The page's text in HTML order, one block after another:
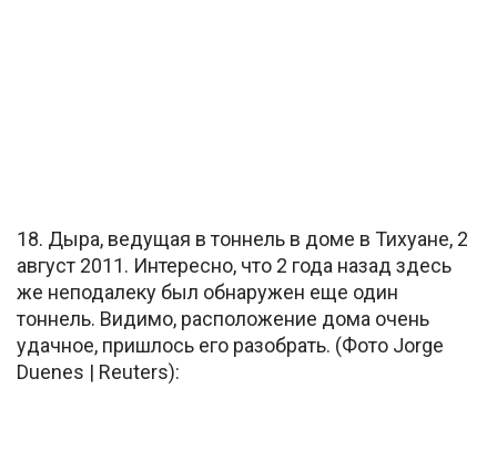
18. Дыра, ведущая в тоннель в доме в Тихуане, 2
август 2011. Интересно, что 2 года назад здесь
же неподалеку был обнаружен еще один
тоннель. Видимо, расположение дома очень
удачное, пришлось его разобрать. (Фото Jorge
Duenes | Reuters):